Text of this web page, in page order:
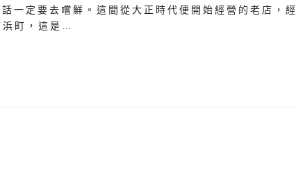
一定要去嚐鮮。這間從大正時代便開始經營的老店，經
町，這是…